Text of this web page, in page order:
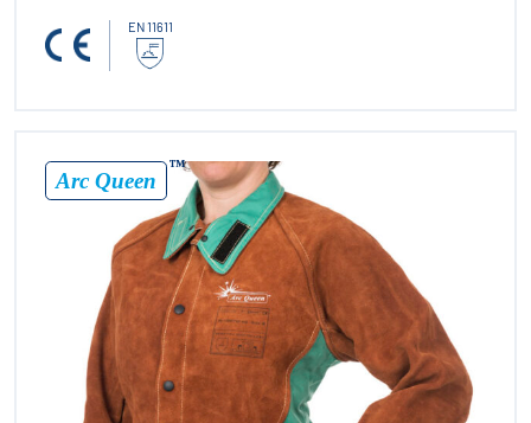
EN 11611
Arc Queen
™